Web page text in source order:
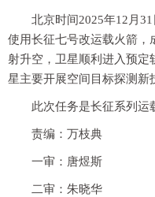
北京时间2025年12月
使用长征七号改运载火箭
射升空，卫星顺利进入预定
星主要开展空间目标探测新
此次任务是长征系列运
责编：万枝典
一审：唐煜斯
二审：朱晓华